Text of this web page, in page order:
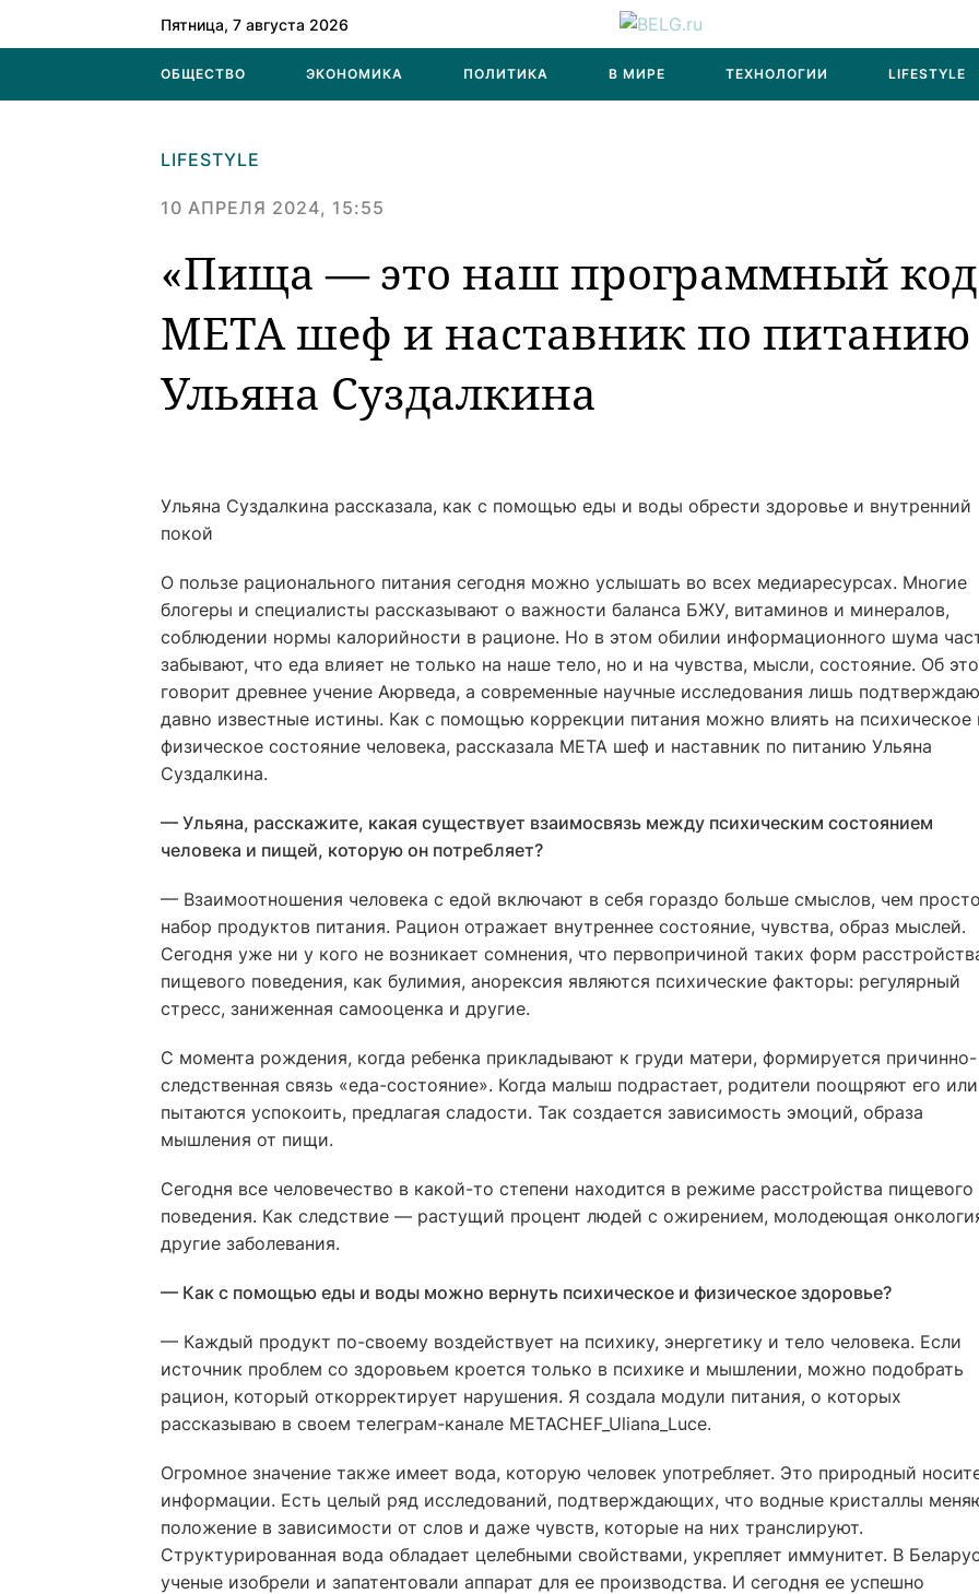
Пятница, 7 августа 2026
ОБЩЕСТВО ЭКОНОМИКА ПОЛИТИКА В МИРЕ ТЕХНОЛОГИИ LIFESTYLE
LIFESTYLE
10 АПРЕЛЯ 2024, 15:55
«Пища — это наш программный
МЕТА шеф и наставник по питанию
Ульяна Суздалкина
Ульяна Суздалкина рассказала, как с помощью еды и воды обрести здоровье и внутренний
покой
О пользе рационального питания сегодня можно услышать во всех медиаресурсах. Многие
блогеры и специалисты рассказывают о важности баланса БЖУ, витаминов и минералов,
соблюдении нормы калорийности в рационе. Но в этом обилии информационного шума
забывают, что еда влияет не только на наше тело, но и на чувства, мысли, состояние. Об
говорит древнее учение Аюрведа, а современные научные исследования лишь
давно известные истины. Как с помощью коррекции питания можно влиять на психическое
физическое состояние человека, рассказала МЕТА шеф и наставник по питанию Ульяна
Суздалкина.
— Ульяна, расскажите, какая существует взаимосвязь между психическим состоянием
человека и пищей, которую он потребляет?
— Взаимоотношения человека с едой включают в себя гораздо больше смыслов, чем
набор продуктов питания. Рацион отражает внутреннее состояние, чувства, образ мыслей.
Сегодня уже ни у кого не возникает сомнения, что первопричиной таких форм
пищевого поведения, как булимия, анорексия являются психические факторы: регулярный
стресс, заниженная самооценка и другие.
С момента рождения, когда ребенка прикладывают к груди матери, формируется причинно-
следственная связь «еда-состояние». Когда малыш подрастает, родители поощряют его или
пытаются успокоить, предлагая сладости. Так создается зависимость эмоций, образа
мышления от пищи.
Сегодня все человечество в какой-то степени находится в режиме расстройства пищевого
поведения. Как следствие — растущий процент людей с ожирением, молодеющая
другие заболевания.
— Как с помощью еды и воды можно вернуть психическое и физическое здоровье?
— Каждый продукт по-своему воздействует на психику, энергетику и тело человека. Если
источник проблем со здоровьем кроется только в психике и мышлении, можно подобрать
рацион, который откорректирует нарушения. Я создала модули питания, о которых
рассказываю в своем телеграм-канале METACHEF_Uliana_Luce.
Огромное значение также имеет вода, которую человек употребляет. Это природный
информации. Есть целый ряд исследований, подтверждающих, что водные кристаллы
положение в зависимости от слов и даже чувств, которые на них транслируют.
Структурированная вода обладает целебными свойствами, укрепляет иммунитет. В
ученые изобрели и запатентовали аппарат для ее производства. И сегодня ее успешно